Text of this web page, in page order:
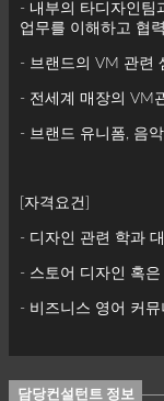
- 내부의 타디자인팀
업무를 이해하고 협력
- 브랜드의 VM 관련
- 전세계 매장의 VM
- 브랜드 유니폼, 음
[자격요건]
- 디자인 관련 학과
- 스토어 디자인 혹
- 비즈니스 영어 커
담당컨설턴트 정보